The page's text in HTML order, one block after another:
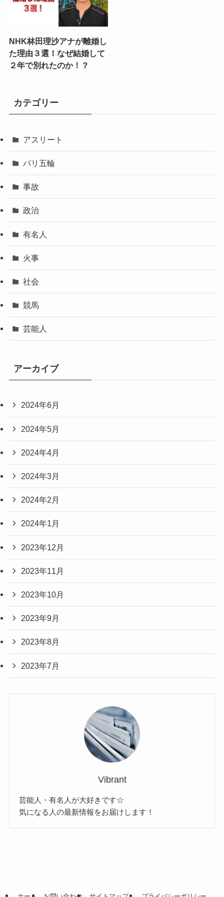
NHK林田理沙アナが離婚し
た理由３選！なぜ結婚して
２年で別れたのか！？
カテゴリー
アスリート
パリ五輪
事故
政治
有名人
火事
社会
競馬
芸能人
アーカイブ
2024年6月
2024年5月
2024年4月
2024年3月
2024年2月
2024年1月
2023年12月
2023年11月
2023年10月
2023年9月
2023年8月
2023年7月
Vibrant
芸能人・有名人が大好きです☆
気になる人の最新情報をお届けします！